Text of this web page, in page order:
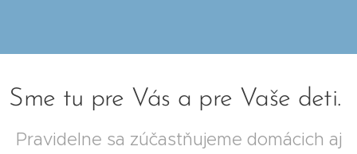
Sme tu pre Vás a pre Vaše deti.
Pravidelne sa zúčastňujeme domácich aj